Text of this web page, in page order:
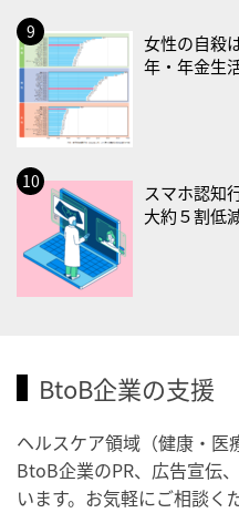
・大腸がん検診の日
・防災の日
2026/09/02(水)
・がん征圧月間
・世界アルツハイマー月間
・健康増進普及月間
・歯ヂカラ探究月間
・職場の健康診断実施強化月間
2026/09/03(木)
・健康増進普及月間
・職場の健康診断実施強化月
・秋の睡眠の日
女性の自殺
年・年金生
スマホ認知
大約５割低
BtoB企業の支援
ヘルスケア領域（健康・医
BtoB企業のPR、広告宣伝
います。お気軽にご相談く